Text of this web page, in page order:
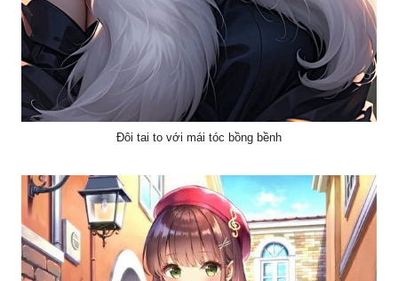
Đôi tai to với mái tóc bồng bềnh